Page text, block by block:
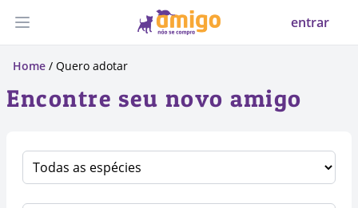
Abrir menu entrar
Home / Quero adotar
Encontre seu novo amigo